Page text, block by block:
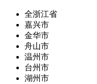
全浙江省
嘉兴市
金华市
舟山市
温州市
台州市
湖州市